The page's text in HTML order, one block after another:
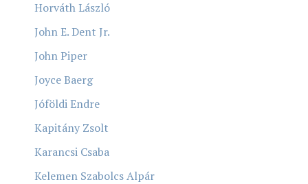
Horváth László
John E. Dent Jr.
John Piper
Joyce Baerg
Jóföldi Endre
Kapitány Zsolt
Karancsi Csaba
Kelemen Szabolcs Alpár